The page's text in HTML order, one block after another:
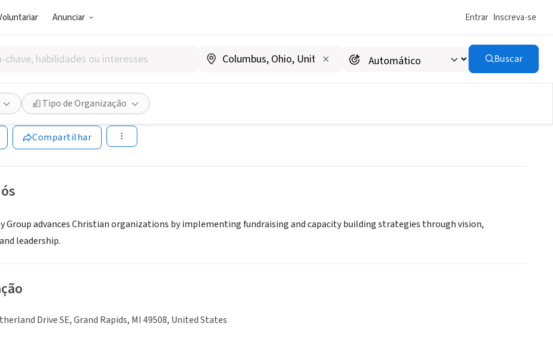
Anunciar Entrar Inscreva-se
Buscar
Tipo de Organização
Group
MI |www.timothygroup.com
Compartilhar
Group advances Christian organizations by implementing fundraising and capacity building strategies through vision,
leadership.
Drive SE, Grand Rapids, MI 49508, United States